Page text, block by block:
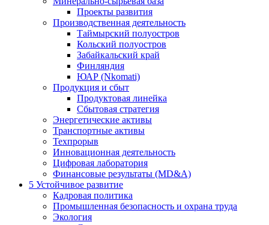
Проекты развития
Производственная деятельность
Таймырский полуостров
Кольский полуостров
Забайкальский край
Финляндия
ЮАР (Nkomati)
Продукция и сбыт
Продуктовая линейка
Сбытовая стратегия
Энергетические активы
Транспортные активы
Техпрорыв
Инновационная деятельность
Цифровая лаборатория
Финансовые результаты (MD&A)
5 Устойчивое развитие
Кадровая политика
Промышленная безопасность и охрана труда
Экология